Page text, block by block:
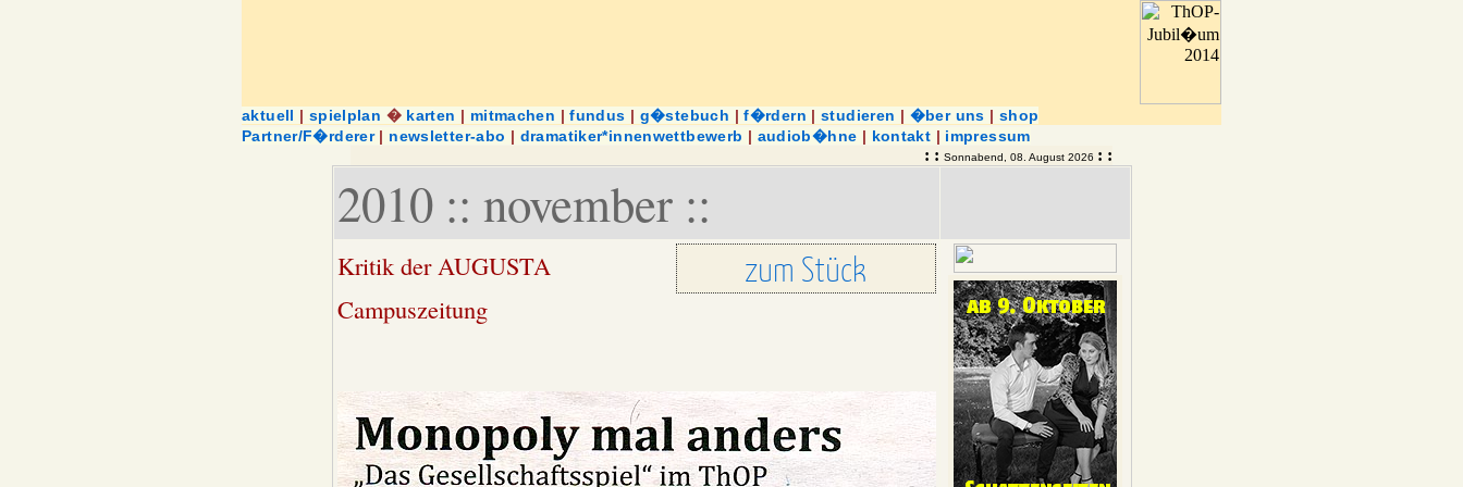
aktuell | spielplan � karten | mitmachen |fundus | g�stebuch |f�rdern |studieren | �ber uns | shop
Partner/F�rderer| newsletter-abo | dramatiker*innenwettbewerb | audiob�hne | kontakt | impressum
: : Sonnabend, 08. August 2026 : :
2010 :: november ::
zum Stück
Kritik der AUGUSTA
Campuszeitung